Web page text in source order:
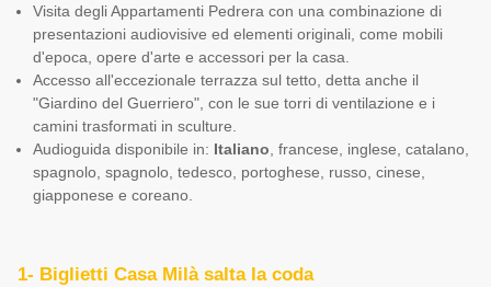
Visita degli Appartamenti Pedrera con una combinazione di
presentazioni audiovisive ed elementi originali, come mobili
d'epoca, opere d'arte e accessori per la casa.
Accesso all'eccezionale terrazza sul tetto, detta anche il
"Giardino del Guerriero", con le sue torri di ventilazione e i
camini trasformati in sculture.
Audioguida disponibile in: Italiano , francese, inglese, catalano,
spagnolo, spagnolo, tedesco, portoghese, russo, cinese,
giapponese e coreano.
1- Biglietti Casa Milà salta la coda